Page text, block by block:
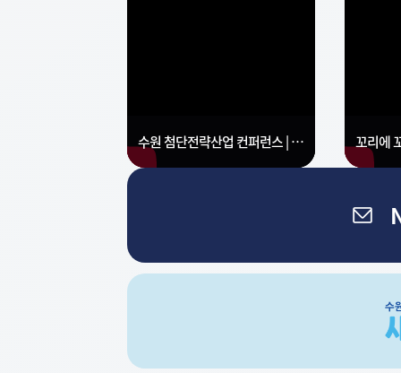
수원 첨단전략산업 컨퍼런스 | 미래 성장동력, 수원의 전략을 논하다